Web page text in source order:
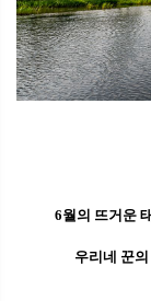
6월의 뜨거운
우리네 꾼